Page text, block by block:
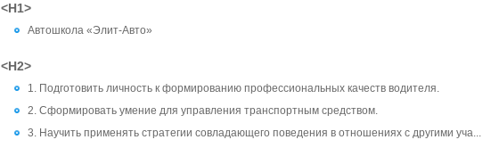
<H1>
Автошкола «Элит-Авто»
<H2>
1. Подготовить личность к формированию профессиональных качеств водителя.
2. Сформировать умение для управления транспортным средством.
3. Научить применять стратегии совладающего поведения в отношениях с другими уча...